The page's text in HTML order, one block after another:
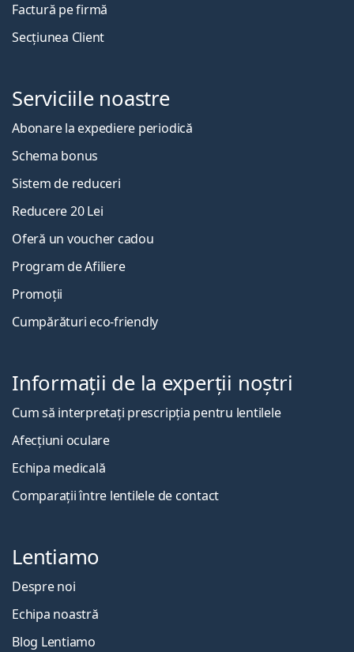
Factură pe firmă
Secțiunea Client
Serviciile noastre
Abonare la expediere periodică
Schema bonus
Sistem de reduceri
Reducere 20 Lei
Oferă un voucher cadou
Program de Afiliere
Promoții
Cumpărături eco-friendly
Informații de la experții noștri
Cum să interpretați prescripția pentru lentilele
Afecțiuni oculare
Echipa medicală
Comparații între lentilele de contact
Lentiamo
Despre noi
Echipa noastră
Blog Lentiamo